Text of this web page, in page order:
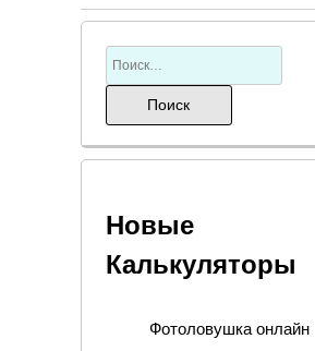
Новые
Калькуляторы
Фотоловушка онлайн